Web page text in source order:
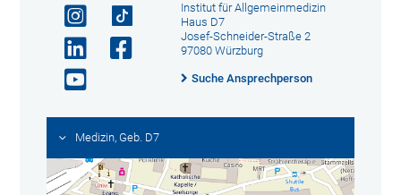
Institut für Allgemeinmedizin
Haus D7
Josef-Schneider-Straße 2
97080 Würzburg
Suche Ansprechperson
Medizin, Geb. D7